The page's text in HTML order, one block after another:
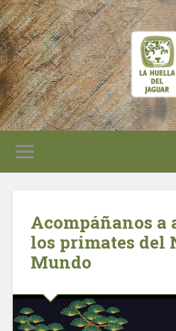
Acompáñanos a
los primates del
Mundo